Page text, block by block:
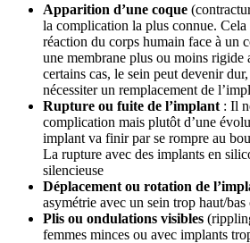
Apparition d’une coque
la complication la plus connue. Cela
réaction du corps humain face à un
une membrane plus ou moins rigide
certains cas, le sein peut devenir
nécessiter un remplacement de
Rupture ou fuite de l’implant : Il
complication mais plutôt d’une
implant va finir par se rompre au
La rupture avec des implants en
silencieuse
Déplacement ou rotation de
asymétrie avec un sein trop haut/
Plis ou ondulations visibles
femmes minces ou avec implants